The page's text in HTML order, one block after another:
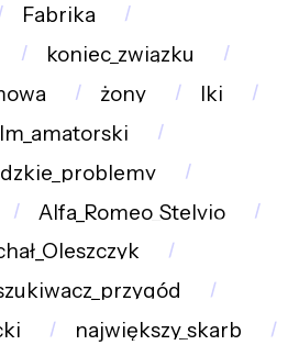
Fabrika
koniec_związku
żony
lki
Alfa_Romeo_Stelvio
największy_skarb